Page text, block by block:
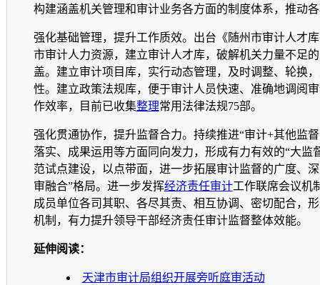
构建涵盖机关管理和审计业务各方面的制度体系，推动
强化基础管理，提升工作质效。出台《随州市审计人才
市审计人力资源，建立审计人才库，破解机关力量不足
盖。建立审计项目库，实行动态管理，及时调整、轮换
性。建立政策法规库，便于审计人员快速、准确地调阅
作效率，目前已收集整理常用法律法规75部。
强化贯通协作，提升监督合力。持续推进“审计+其他监
落实、成果运用等方面同向发力，形成有力有效的“大监
范试点建设，以点带面，进一步拓展审计监督的广度、
审融合”格局。进一步发挥经济责任审计工作联席会议机
成员单位各司其职、各尽其责、相互协调、密切配合，
机制，有力提升领导干部经济责任审计监督整体效能。
延伸阅读：
天津市审计局组织开展旁听庭审活动